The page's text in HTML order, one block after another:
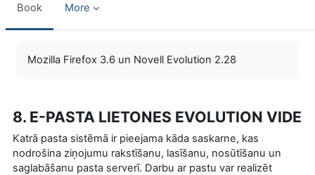
Book More
Mozilla Firefox 3.6 un Novell Evolution 2.28
8. E-PASTA LIETONES EVOLUTION VIDE
Katrā pasta sistēmā ir pieejama kāda saskarne, kas
nodrošina ziņojumu rakstīšanu, lasīšanu, nosūtīšanu un
saglabāšanu pasta serverī. Darbu ar pastu var realizēt